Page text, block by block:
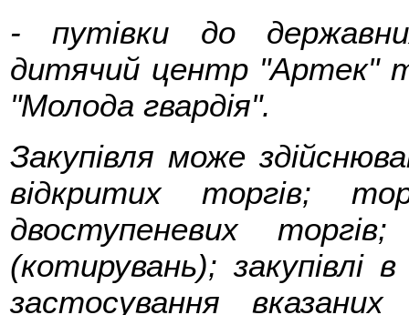
- путівки до
дитячий центр "Артек"
"Молода гвардія".
Закупівля може
відкритих торгів;
двоступеневих
(котирувань); закупівлі
застосування